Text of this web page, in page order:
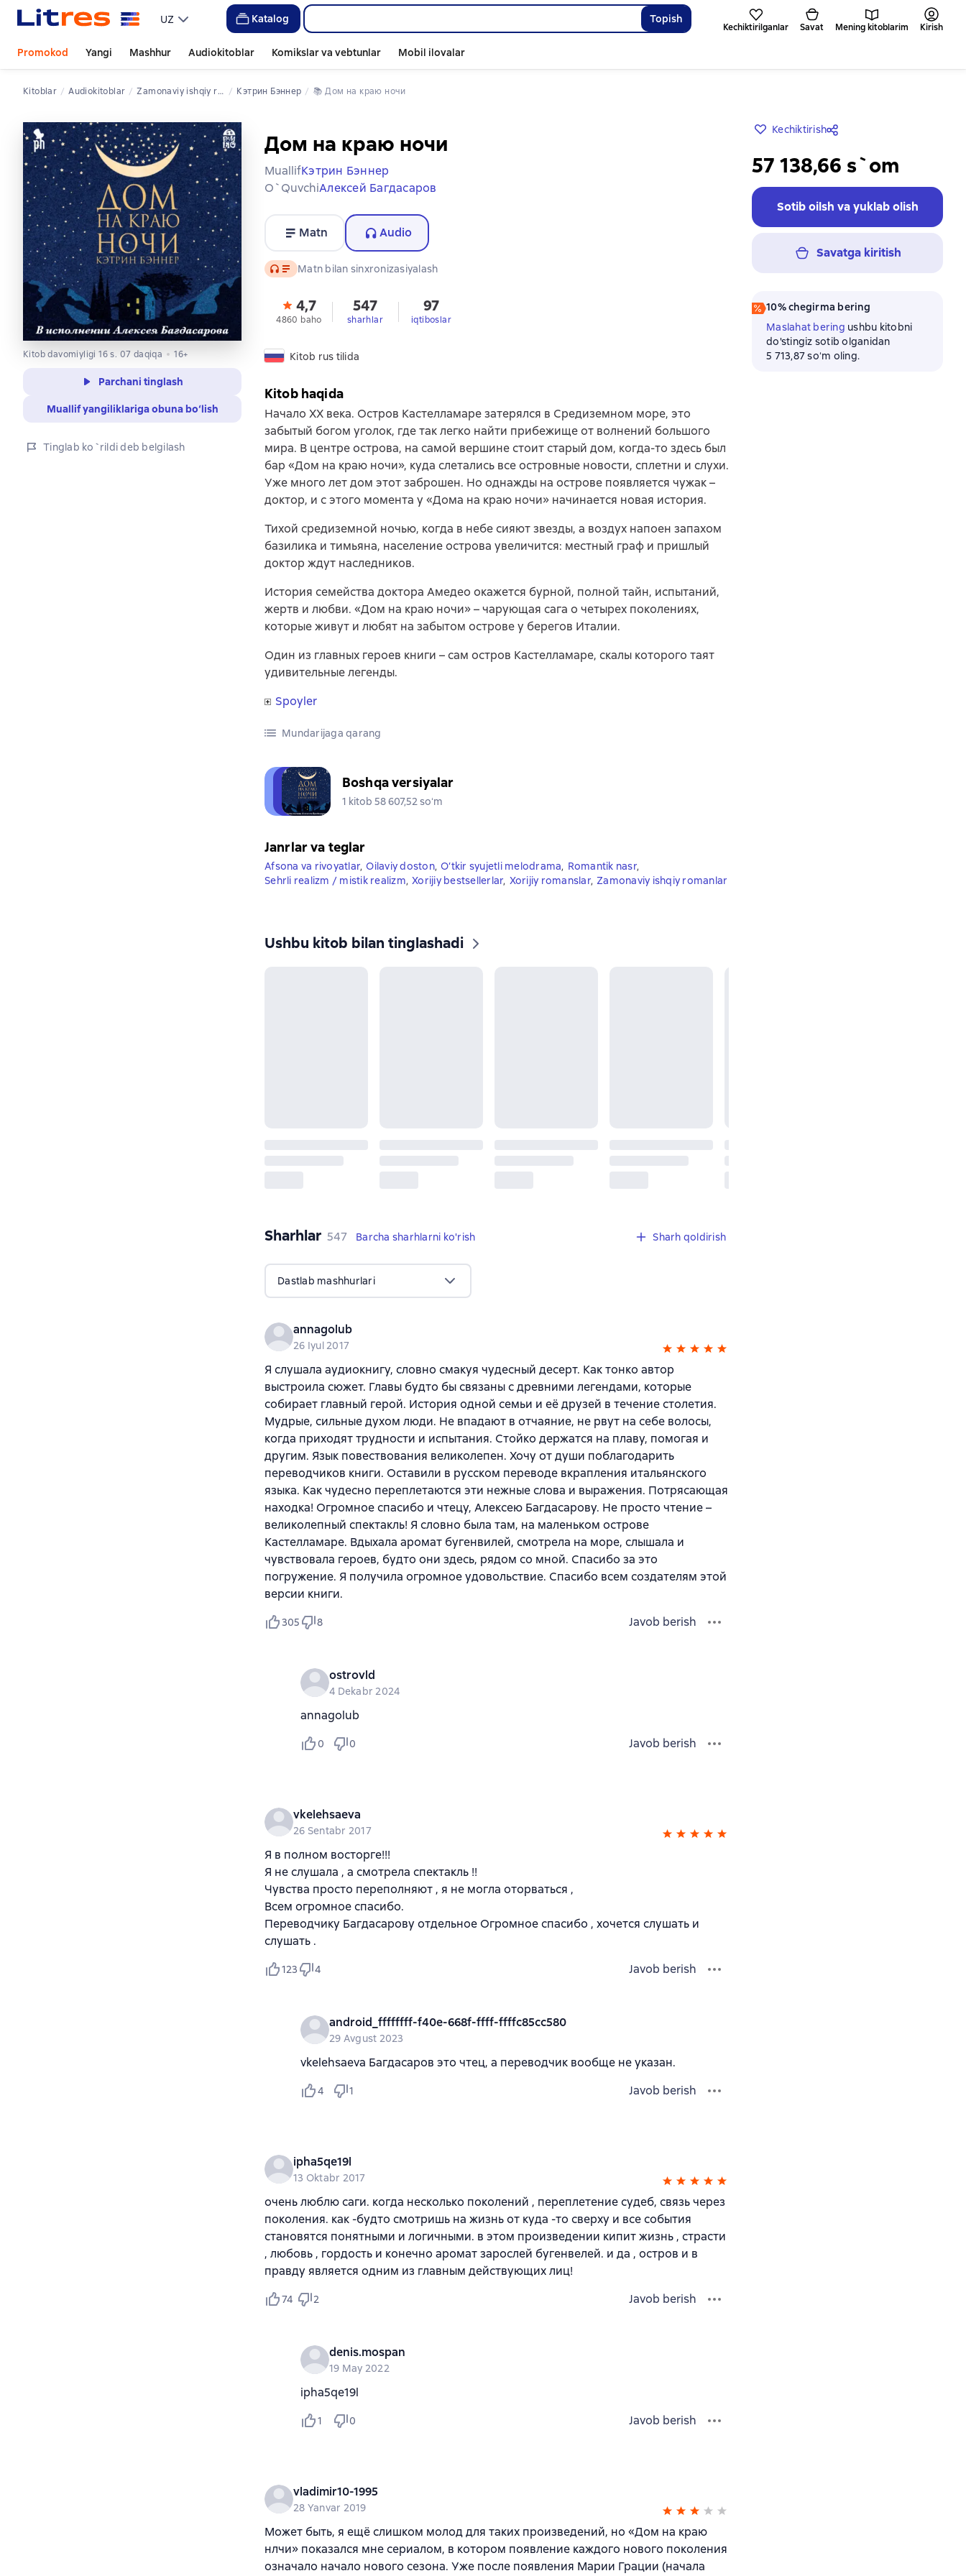
UZ Katalog Topish
Kechiktirilganlar Savat Mening kitoblarim Kirish
Promokod Yangi Mashhur Audiokitoblar Komikslar va vebtunlar Mobil ilovalar
Kitoblar Audiokitoblar zamonaviy ishqiy romanlar Кэтрин Бэннер 📚 Дом на краю ночи
Kitob davomiyligi 16 s. 07 daqiqa 16+
Parchani tinglash
Muallif yangiliklariga obuna bo‘lish
Tinglab ko`rildi deb belgilash
Дом на краю ночи
MuallifКэтрин Бэннер
O`quvchiАлексей Багдасаров
Matn Audio
Audio Matn bilan sinxronizasiyalash
4,7
4860 baho
547
sharhlar
97
iqtiboslar
Kitob rus tilida
Kechiktirish
57 138,66 s`om
Sotib oilsh va yuklab olish
Savatga kiritish
10% chegirma bering
Maslahat bering ushbu kitobni
do'stingiz sotib olganidan
5 713,87 soʻm oling.
Kitob haqida
Начало ХХ века. Остров Кастелламаре затерялся в Средиземном море, это
забытый богом уголок, где так легко найти прибежище от волнений большого
мира. В центре острова, на самой вершине стоит старый дом, когда-то здесь был
бар «Дом на краю ночи», куда слетались все островные новости, сплетни и слухи.
Уже много лет дом этот заброшен. Но однажды на острове появляется чужак –
доктор, и с этого момента у «Дома на краю ночи» начинается новая история.
Тихой средиземной ночью, когда в небе сияют звезды, а воздух напоен запахом
базилика и тимьяна, население острова увеличится: местный граф и пришлый
доктор ждут наследников.
История семейства доктора Амедео окажется бурной, полной тайн, испытаний,
жертв и любви. «Дом на краю ночи» – чарующая сага о четырех поколениях,
которые живут и любят на забытом острове у берегов Италии.
Один из главных героев книги – сам остров Кастелламаре, скалы которого таят
удивительные легенды.
Spoyler
Mundarijaga qarang
Boshqa versiyalar
1 kitob 58 607,52 soʻm
Janrlar va teglar
Afsona va rivoyatlar, Oilaviy doston, O‘tkir syujetli melodrama, Romantik nasr,
Sehrli realizm / mistik realizm, Xorijiy bestsellerlar, Xorijiy romanslar, Zamonaviy ishqiy romanlar
Ushbu kitob bilan tinglashadi
Sharhlar 547 sharhlar
547 Barcha sharhlarni ko'rish Sharh qoldirish
Dastlab mashhurlari
annagolub
26 Iyul 2017
Я слушала аудиокнигу, словно смакуя чудесный десерт. Как тонко автор
выстроила сюжет. Главы будто бы связаны с древними легендами, которые
собирает главный герой. История одной семьи и её друзей в течение столетия.
Мудрые, сильные духом люди. Не впадают в отчаяние, не рвут на себе волосы,
когда приходят трудности и испытания. Стойко держатся на плаву, помогая и
другим. Язык повествования великолепен. Хочу от души поблагодарить
переводчиков книги. Оставили в русском переводе вкрапления итальянского
языка. Как чудесно переплетаются эти нежные слова и выражения. Потрясающая
находка! Огромное спасибо и чтецу, Алексею Багдасарову. Не просто чтение –
великолепный спектакль! Я словно была там, на маленьком острове
Кастелламаре. Вдыхала аромат бугенвилей, смотрела на море, слышала и
чувствовала героев, будто они здесь, рядом со мной. Спасибо за это
погружение. Я получила огромное удовольствие. Спасибо всем создателям этой
версии книги.
305 8 Javob berish
ostrovld
4 Dekabr 2024
annagolub
0 0 Javob berish
vkelehsaeva
26 Sentabr 2017
Я в полном восторге!!!
Я не слушала , а смотрела спектакль !!
Чувства просто переполняют , я не могла оторваться ,
Всем огромное спасибо.
Переводчику Багдасарову отдельное Огромное спасибо , хочется слушать и
слушать .
123 4 Javob berish
android_ffffffff-f40e-668f-ffff-ffffc85cc580
29 Avgust 2023
vkelehsaeva Багдасаров это чтец, а переводчик вообще не указан.
4 1 Javob berish
ipha5qe19l
13 Oktabr 2017
очень люблю саги. когда несколько поколений , переплетение судеб, связь через
поколения. как -будто смотришь на жизнь от куда -то сверху и все события
становятся понятными и логичными. в этом произведении кипит жизнь , страсти
, любовь , гордость и конечно аромат зарослей бугенвелей. и да , остров и в
правду является одним из главным действующих лиц!
74 2 Javob berish
denis.mospan
19 May 2022
ipha5qe19l
1 0 Javob berish
vladimir10-1995
28 Yanvar 2019
Может быть, я ещё слишком молод для таких произведений, но «Дом на краю
нлчи» показался мне сериалом, в котором появление каждого нового поколения
означало начало нового сезона. Уже после появления Марии Грации (начала